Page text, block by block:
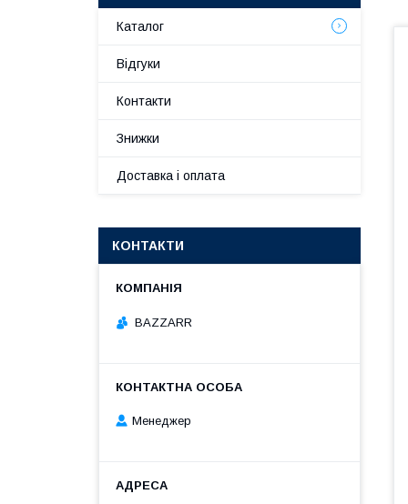
Каталог
Відгуки
Контакти
Знижки
Доставка і оплата
КОНТАКТИ
BAZZARR
Менеджер